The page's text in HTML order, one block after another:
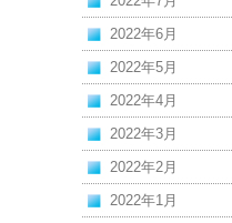
2022年6月
2022年5月
2022年4月
2022年3月
2022年2月
2022年1月